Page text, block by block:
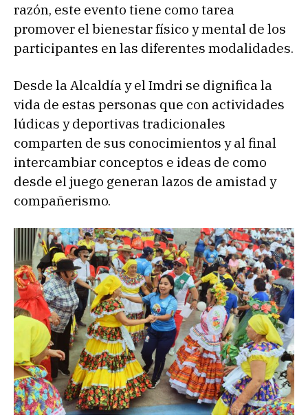
razón, este evento tiene como tarea
promover el bienestar físico y mental de los
participantes en las diferentes modalidades.
Desde la Alcaldía y el Imdri se dignifica la
vida de estas personas que con actividades
lúdicas y deportivas tradicionales
comparten de sus conocimientos y al final
intercambiar conceptos e ideas de como
desde el juego generan lazos de amistad y
compañerismo.